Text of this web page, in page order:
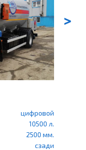
цифровой
10500 л.
2500 мм.
сзади
>